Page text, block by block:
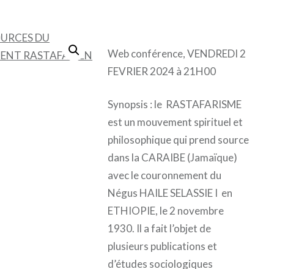
Web conférence, VENDREDI 2
FEVRIER 2024 à 21H00
Synopsis : le RASTAFARISME
est un mouvement spirituel et
philosophique qui prend source
dans la CARAIBE (Jamaïque)
avec le couronnement du
Négus HAILE SELASSIE I en
ETHIOPIE, le 2 novembre
1930. Il a fait l’objet de
plusieurs publications et
d’études sociologiques